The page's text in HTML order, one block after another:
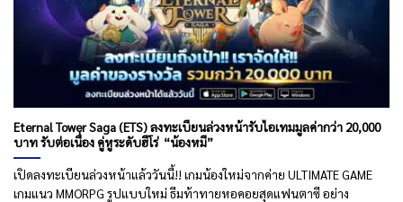
Eternal Tower Saga (ETS) ลงทะเบียนล่วงหน้ารับไอเทมมูลค่ากว่า 20,000
บาท รับต่อเนื่อง คู่หูระดับฮีโร่ “น้องหมี”
เปิดลงทะเบียนล่วงหน้าแล้ววันนี้!! เกมน้องใหม่จากค่าย ULTIMATE GAME
เกมแนว MMORPG รูปแบบใหม่ ธีมท้าทายหอคอยสุดแฟนตาซี อย่าง